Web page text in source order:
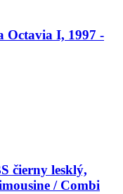
Octavia I, 1997 -
čierny lesklý,
/ Combi